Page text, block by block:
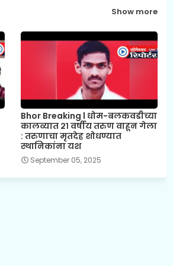
Show more
Bhor Breaking l धोम-बलकवडीच्या
कालव्यात २१ वर्षीय तरुण वाहून गेला
: तरुणाचा मृतदेह शोधण्यात
स्थानिकांना यश
September 05, 2025